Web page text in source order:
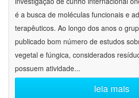
é a busca de moléculas funcionais e
terapêuticos. Ao longo dos anos o
publicado bom número de estudos
vegetal e fúngica, considerados
possuem atividade...
leia mais